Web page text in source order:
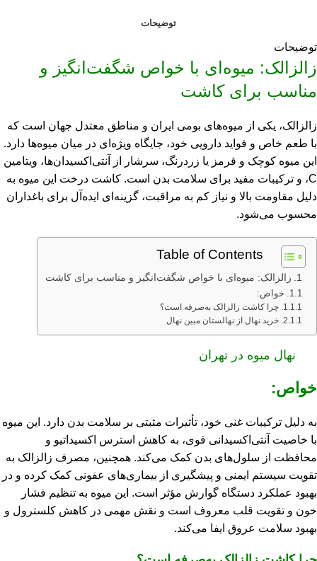
توضیحات
توضیحات
زالزالک: میوه‌ای با خواص شگفت‌انگیز و
مناسب برای کاشت
زالزالک، یکی از میوه‌های بومی ایران و مناطق معتدل جهان است که
با طعم خاص و فواید دارویی خود، جایگاه ویژه‌ای در میان میوه‌ها دارد.
این میوه کوچک و قرمز یا زردرنگ، سرشار از آنتی‌اکسیدان‌ها، ویتامین
C، و ترکیبات مفید برای سلامت بدن است. کاشت درخت این میوه به
دلیل مقاومت بالا و نیاز کم به مراقبت، گزینه‌ای ایده‌آل برای باغداران
محسوب می‌شود.
Table of Contents
زالزالک: میوه‌ای با خواص شگفت‌انگیز و مناسب برای کاشت
خواص:
چرا کاشت زالزالک به‌صرفه است؟
خرید نهال از نهالستان مبین نهال
نهال میوه در تهران
خواص:
به دلیل ترکیبات غنی خود، تأثیرات مثبتی بر سلامت بدن دارد. این میوه
با خاصیت آنتی‌اکسیدانی قوی، به کاهش استرس اکسیداتیو و
محافظت از سلول‌های بدن کمک می‌کند. همچنین، مصرف زالزالک به
تقویت سیستم ایمنی و پیشگیری از بیماری‌های عفونی کمک کرده و در
بهبود عملکرد دستگاه گوارش مؤثر است. این میوه به تنظیم فشار
خون و تقویت قلب معروف است و نقش مهمی در کاهش کلسترول و
بهبود سلامت عروق ایفا می‌کند.